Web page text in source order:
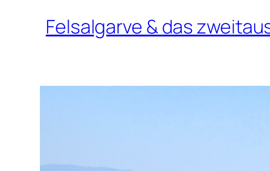
Felsalgarve & das